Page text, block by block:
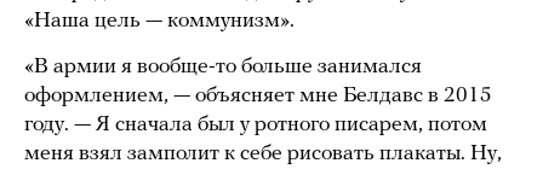
«Наша цель — коммунизм».
«В армии я вообще-то больше занимался
оформлением, — объясняет мне Белдавс в 2015
году. — Я сначала был у ротного писарем, потом
меня взял замполит к себе рисовать плакаты. Ну,